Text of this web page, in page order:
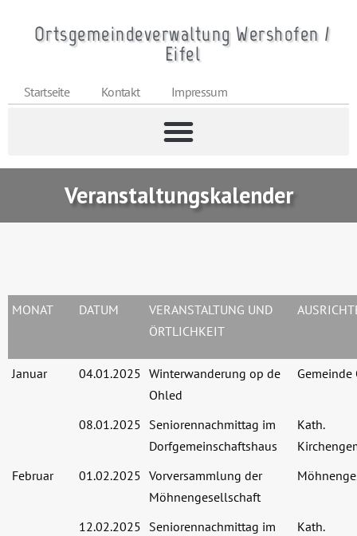
Ortsgemeindeverwaltung Wershofen /
Eifel
Startseite Kontakt Impressum
Veranstaltungskalender
MONAT DATUM
VERANSTALTUNG UND
ÖRTLICHKEIT
Januar 04.01.2025 Winterwanderung op de
Ohled
08.01.2025 Seniorennachmittag im
Dorfgemeinschaftshaus
Kath.
Februar
01.02.2025 Vorversammlung der
Möhnengesellschaft
12.02.2025 Seniorennachmittag im
Kath.